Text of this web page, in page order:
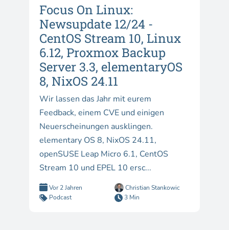
Focus On Linux:
Newsupdate 12/24 -
CentOS Stream 10, Linux
6.12, Proxmox Backup
Server 3.3, elementaryOS
8, NixOS 24.11
Wir lassen das Jahr mit eurem
Feedback, einem CVE und einigen
Neuerscheinungen ausklingen.
elementary OS 8, NixOS 24.11,
openSUSE Leap Micro 6.1, CentOS
Stream 10 und EPEL 10 ersc...
Vor 2 Jahren
Christian Stankowic
Podcast
3 Min